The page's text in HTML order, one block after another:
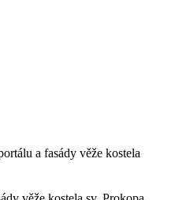
a fasády věže kostela